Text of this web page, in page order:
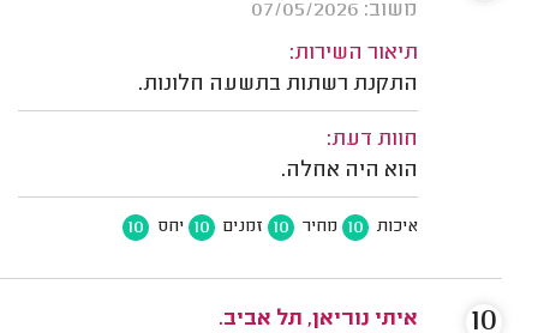
משוב: 07/05/2026
תיאור השירות:
התקנת רשתות בתשעה חלונות.
חוות דעת:
הוא היה אחלה.
איכות 10 מחיר 10 זמנים 10 יחס 10
איתי נוריאן, תל אביב. 10